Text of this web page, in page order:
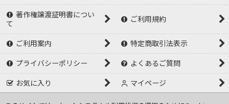
著作権譲渡証明書につい
て
ご利用規約
ご利用案内 特定商取引法表示
プライバシーポリシー よくあるご質問
お気に入り マイページ